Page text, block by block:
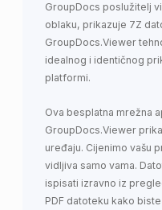
GroupDocs poslužitelj
oblaku, prikazuje 7Z
GroupDocs.Viewer
idealnog i identičnog
platformi.
Ova besplatna mrežna
GroupDocs.Viewer
uređaju. Cijenimo vašu
vidljiva samo vama.
ispisati izravno iz
PDF datoteku kako